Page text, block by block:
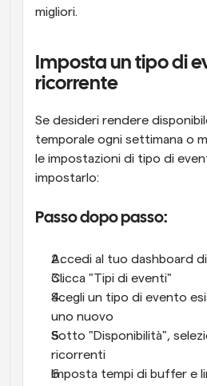
migliori.
Imposta un tipo di
ricorrente
Se desideri rendere
temporale ogni settimana o
le impostazioni di tipo di
impostarlo:
Passo dopo passo:
Accedi al tuo dashboard di
Clicca "Tipi di eventi"
Scegli un tipo di evento
uno nuovo
Sotto "Disponibilità",
ricorrenti
Imposta tempi di buffer e